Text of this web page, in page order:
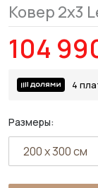
Ковер 2x3
104
4
Размеры: